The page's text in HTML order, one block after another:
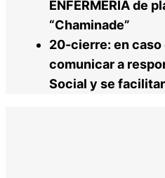
ENFERMERÍA de
“Chaminade”
20-cierre: en caso
comunicar a
Social y se